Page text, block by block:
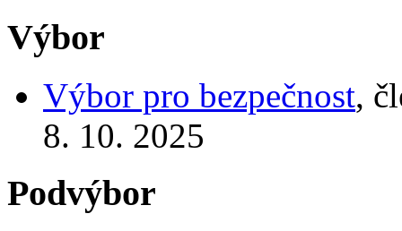
Výbor
Výbor pro bezpečnost,
8. 10. 2025
Podvýbor